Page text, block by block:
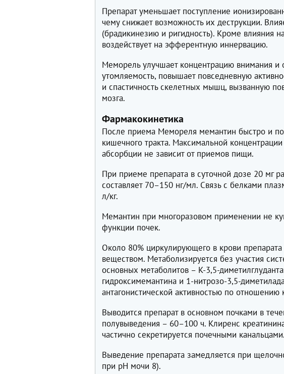
Препарат уменьшает поступление
чему снижает возможность их деструкции.
(брадикинезию и ригидность). Кроме влияния
воздействует на эфферентную иннервацию.
Меморель улучшает концентрацию внимания и
утомляемость, повышает повседневную
и спастичность скелетных мышц, вызванную
мозга.
Фармакокинетика
После приема Мемореля мемантин быстро и
кишечного тракта. Максимальной
абсорбции не зависит от приемов пищи.
При приеме препарата в суточной дозе 20 мг
составляет 70–150 нг/мл. Связь с белками
л/кг.
Мемантин при многоразовом применении не
функции почек.
Около 80% циркулирующего в крови
веществом. Метаболизируется без участия
основных метаболитов – К-3,5-
гидроксимемантина и 1-нитрозо-3,5-
антагонистической активностью по отношению
Выводится препарат в основном почками в
полувыведения – 60–100 ч. Клиренс
частично секретируется почечными канальцами.
Выведение препарата замедляется при
при pH мочи 8).